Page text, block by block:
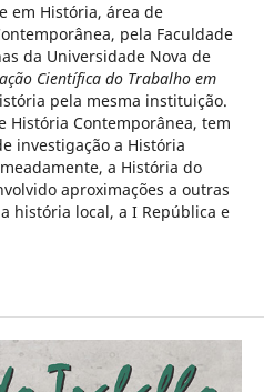
em História, área de
pela Faculdade
da Universidade Nova de
Científica do Trabalho em
pela mesma instituição.
Contemporânea, tem
investigação a História
a História do
aproximações a outras
história local, a I República e